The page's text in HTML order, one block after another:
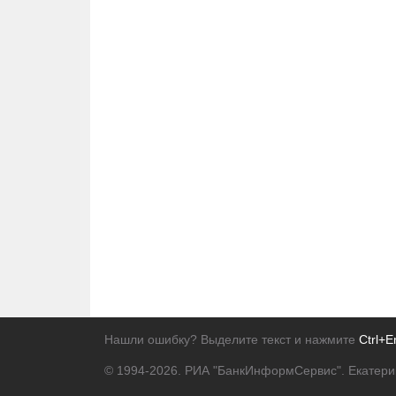
Нашли ошибку? Выделите текст и нажмите
© 1994-2026. РИА "БанкИнформСервис".